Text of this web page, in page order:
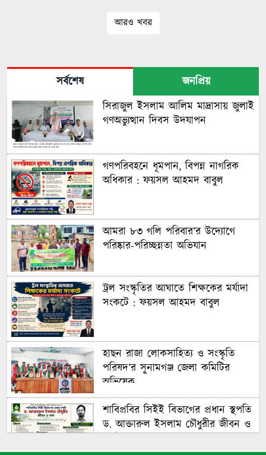
আরও খবর
সর্বশেষ
জনপ্রিয়
সিরাজুল ইসলাম আলিম মাদ্রাসায় জুলাই
গণঅভ্যুত্থান দিবস উদযাপন
গণপরিবহনে ধূমপান, বিপন্ন নাগরিক
অধিকার : ফয়সল আহমদ বাবুল
আমরা ৮৩ গলি পরিবার’র উদ্যোগে
পরিষ্কার-পরিচ্ছন্নতা অভিযান
ট্রল সংস্কৃতির আঘাতে শিক্ষকের মর্যাদা
সংকটে : ফয়সল আহমদ বাবুল
হাছন রাজা লোকসাহিত্য ও সংস্কৃতি
পরিষদ’র সুনামগঞ্জ জেলা কমিটির
অভিষেক
শাবিপ্রবির সিইই বিভাগের প্রধান স্থপতি
ড. আক্তারুল ইসলাম চৌধুরীর জীবন ও